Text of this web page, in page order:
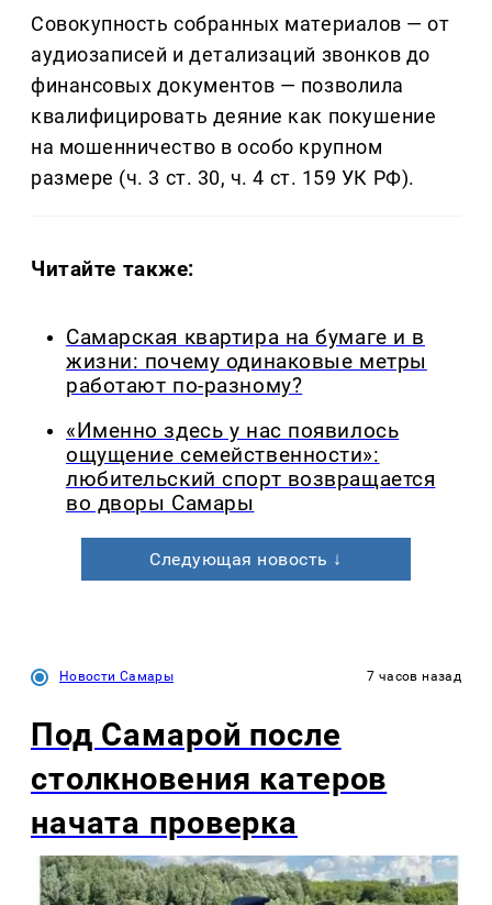
Совокупность собранных материалов — от
аудиозаписей и детализаций звонков до
финансовых документов — позволила
квалифицировать деяние как покушение
на мошенничество в особо крупном
размере (ч. 3 ст. 30, ч. 4 ст. 159 УК РФ).
Читайте также:
Самарская квартира на бумаге и в
жизни: почему одинаковые метры
работают по-разному?
«Именно здесь у нас появилось
ощущение семейственности»:
любительский спорт возвращается
во дворы Самары
Следующая новость ↓
Новости Самары 7 часов назад
Под Самарой после
столкновения катеров
начата проверка